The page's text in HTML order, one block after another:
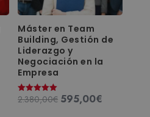
Máster en Team
Building, Gestión de
Liderazgo y
Negociación en la
Empresa
Valorado
2.380,00€ El
595,00€